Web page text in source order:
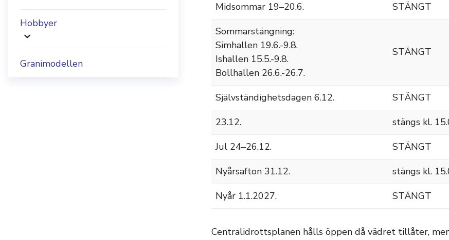
Hobbyer
Granimodellen
Midsommar 19–20.6.
STÄNGT
Sommarstängning:
Simhallen 19.6.-9.8.
Ishallen 15.5.-9.8.
Bollhallen 26.6.-26.7.
STÄNGT
Självständighetsdagen 6.12.
STÄNGT
23.12.
stängs kl.
Jul 24–26.12.
STÄNGT
Nyårsafton 31.12.
stängs kl.
Nyår 1.1.2027.
STÄNGT
Centralidrottsplanen hålls öppen då vädret tillåter,